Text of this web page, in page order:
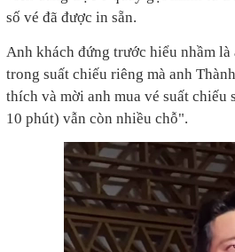
số vé đã được in sẵn.
Anh khách đứng trước hiểu nhầm
trong suất chiếu riêng mà anh
thích và mời anh mua vé suất chiếu
10 phút) vẫn còn nhiều chỗ".